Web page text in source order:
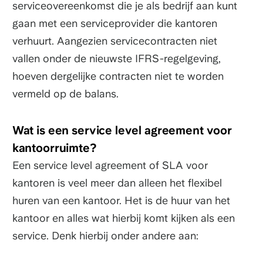
serviceovereenkomst die je als bedrijf aan kunt
gaan met een serviceprovider die kantoren
verhuurt. Aangezien servicecontracten niet
vallen onder de nieuwste IFRS-regelgeving,
hoeven dergelijke contracten niet te worden
vermeld op de balans.
Wat is een service level agreement voor
kantoorruimte?
Een service level agreement of SLA voor
kantoren is veel meer dan alleen het flexibel
huren van een kantoor. Het is de huur van het
kantoor en alles wat hierbij komt kijken als een
service. Denk hierbij onder andere aan: